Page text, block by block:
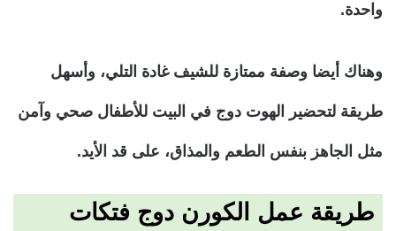
واحدة.
وهناك أيضا وصفة ممتازة للشيف غادة التلي، وأسهل
طريقة لتحضير الهوت دوج في البيت للأطفال صحي وآمن
مثل الجاهز بنفس الطعم والمذاق، على قد الأيد.
طريقة عمل الكورن دوج فتكات